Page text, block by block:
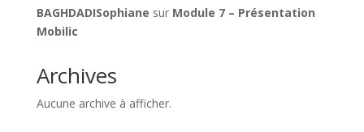
BAGHDADISophiane sur Module 7 – Présentation
Mobilic
Archives
Aucune archive à afficher.